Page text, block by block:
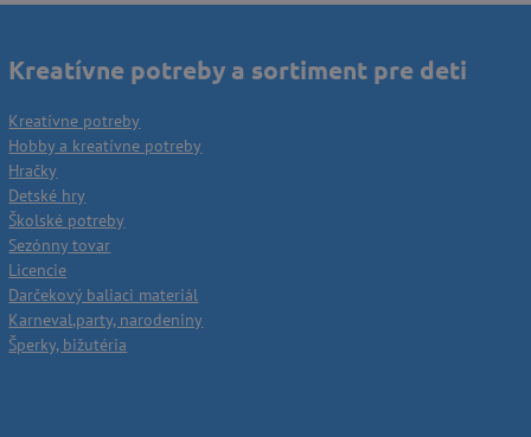
Kreatívne potreby a sortiment pre deti
Kreatívne potreby
Hobby a kreatívne potreby
Hračky
Detské hry
Školské potreby
Sezónny tovar
Licencie
Darčekový baliaci materiál
Karneval,party, narodeniny
Šperky, bižutéria